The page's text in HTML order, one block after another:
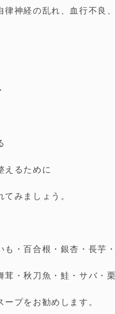
律神経の乱れ、血行不
えるために
みましょう。
も・百合根・銀杏・長芋
茸・秋刀魚・鮭・サバ・
プをお勧めします。